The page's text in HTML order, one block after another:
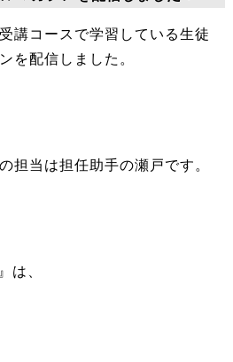
講コースで学習している生徒
を配信しました。
担当は担任助手の瀬戸です。
は、